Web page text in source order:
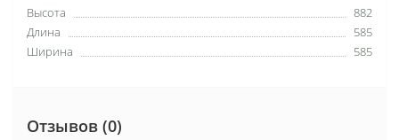
Высота
882
Длина
585
Ширина
585
Отзывов (0)